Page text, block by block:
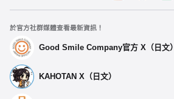
於官方社群媒體查看最新資訊！
Good Smile Company官方 X（日文）
KAHOTAN X（日文）